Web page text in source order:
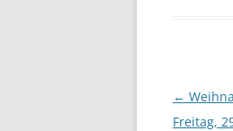
Beitrags-
←
Freitag,